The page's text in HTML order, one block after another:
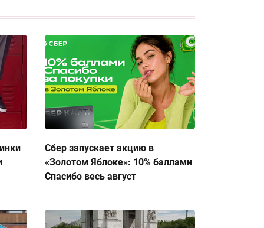
Сбер запускает акцию в
«Золотом Яблоке»: 10% баллами
Спасибо весь август